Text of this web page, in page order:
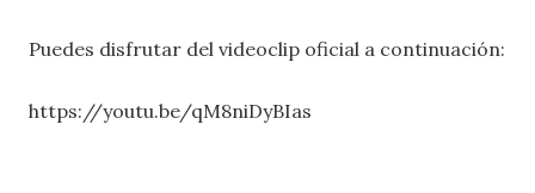
Puedes disfrutar del videoclip oficial a continuación:
https://youtu.be/qM8niDyBIas